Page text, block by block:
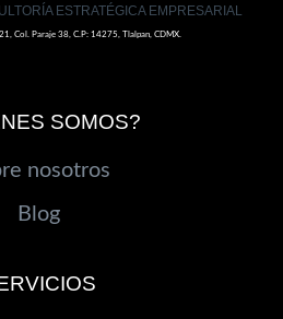
ESTRATÉGICA EMPRESARIAL
Col. Paraje 38, C.P: 14275, Tlalpan, CDMX.
SOMOS?
nosotros
Blog